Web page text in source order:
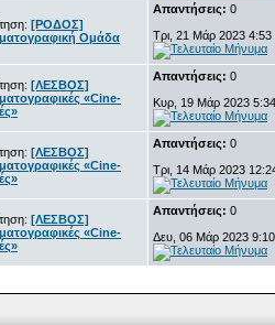
[ΡΟΔΟΣ]
Ομάδα
Απαντήσεις: 0
Τρι, 21 Μάρ 2023 4:53
[ΛΕΣΒΟΣ]
«Cine-
Απαντήσεις: 0
Κυρ, 19 Μάρ 2023
[ΛΕΣΒΟΣ]
«Cine-
Απαντήσεις: 0
Τρι, 14 Μάρ 2023
[ΛΕΣΒΟΣ]
«Cine-
Απαντήσεις: 0
Δευ, 06 Μάρ 2023